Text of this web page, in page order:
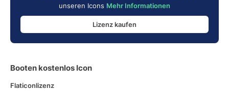
unseren Icons Mehr Informationen
Lizenz kaufen
Booten kostenlos Icon
Flaticonlizenz